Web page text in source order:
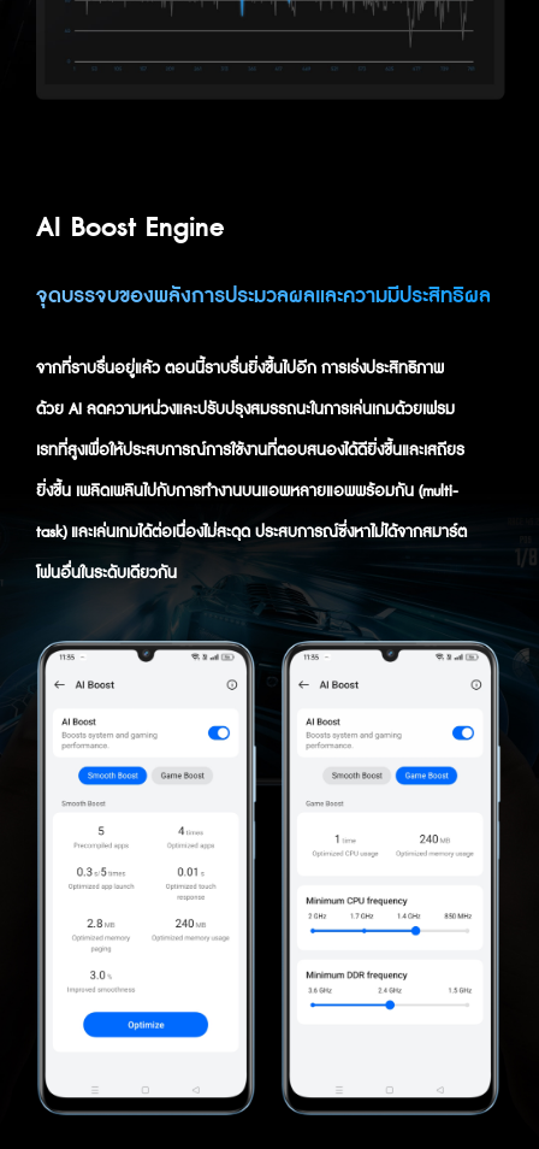
AI Boost Engine
จุดบรรจบของพลังการประมวลผลและความมีประสิทธิผล
จากที่ราบรื่นอยู่แล้ว ตอนนี้ราบรื่นยิ่งขึ้นไปอีก การเร่งประสิทธิภาพ
ด้วย AI ลดความหน่วงและปรับปรุงสมรรถนะในการเล่นเกมด้วยเฟรม
เรทที่สูงเพื่อให้ประสบการณ์การใช้งานที่ตอบสนองได้ดียิ่งขึ้นและเสถียร
ยิ่งขึ้น เพลิดเพลินไปกับการทำงานบนแอพหลายแอพพร้อมกัน (multi-
task) และเล่นเกมได้ต่อเนื่องไม่สะดุด ประสบการณ์ซึ่งหาไม่ได้จากสมาร์ต
โฟนอื่นในระดับเดียวกัน